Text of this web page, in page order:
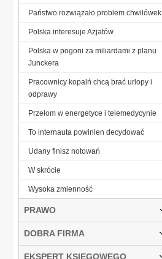
Państwo rozwiązało problem chwilówek
Polska interesuje Azjatów
Polska w pogoni za miliardami z planu
Junckera
Pracownicy kopalń chcą brać urlopy i
odprawy
Przełom w energetyce i telemedycynie
To internauta powinien decydować
Udany finisz notowań
W skrócie
Wysoka zmienność
PRAWO
DOBRA FIRMA
EKSPERT KSIĘGOWEGO